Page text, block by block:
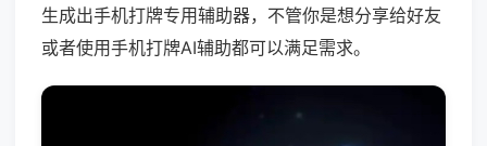
生成出手机打牌专用辅助器，不管你是想分享给好友
或者使用手机打牌AI辅助都可以满足需求。